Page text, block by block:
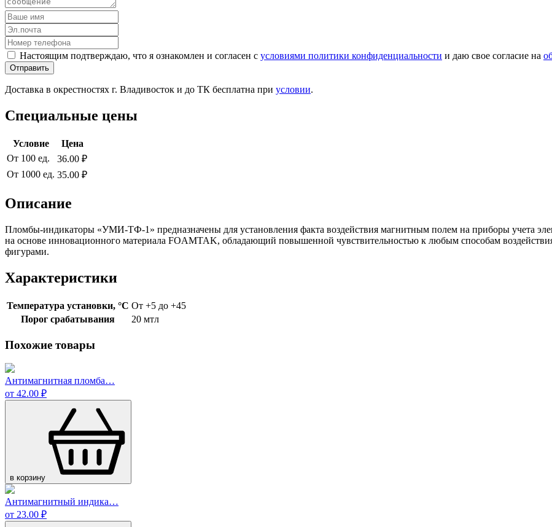
Настоящим подтверждаю, что я ознакомлен и согласен с условиями политики конфиденциальности и даю свое согласие на
Отправить
Доставка в окрестностях г. Владивосток и до ТК бесплатна при условии.
Специальные цены
Условие
Цена
От 100 ед.
36.00 ₽
От 1000 ед. 35.00 ₽
Описание
Пломбы-индикаторы «УМИ-ТФ-1» предназначены для установления факта воздействия магнитным полем на приборы учета
на основе инновационного материала FOAMTAK, обладающий повышенной чувствительностью к любым способам
фигурами.
Характеристики
Температура установки, °C От +5 до +45
Порог срабатывания
20 мтл
Похожие товары
Антимагнитная пломба…
от 42.00 ₽
в корзину
Антимагнитный индика…
от 23.00 ₽